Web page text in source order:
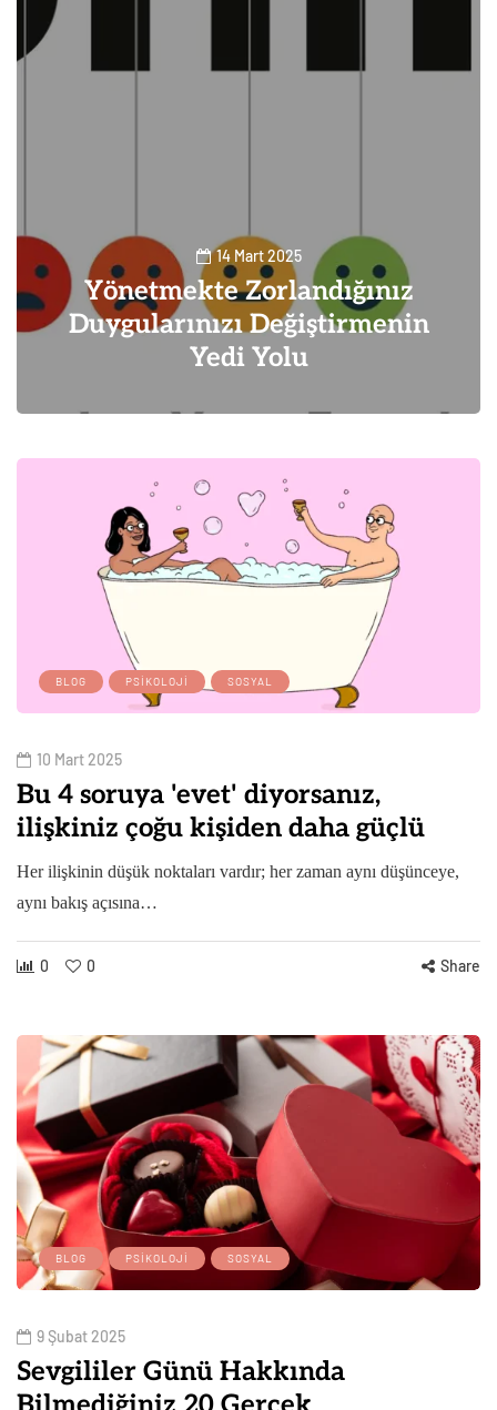
14 Mart 2025
Yönetmekte Zorlandığınız
Duygularınızı Değiştirmenin
Yedi Yolu
BLOG PSIKOLOJI SOSYAL
10 Mart 2025
Bu 4 soruya 'evet' diyorsanız,
ilişkiniz çoğu kişiden daha güçlü
Her ilişkinin düşük noktaları vardır; her zaman aynı düşünceye,
aynı bakış açısına…
0 0 Share
BLOG PSIKOLOJI SOSYAL
9 Şubat 2025
Sevgililer Günü Hakkında